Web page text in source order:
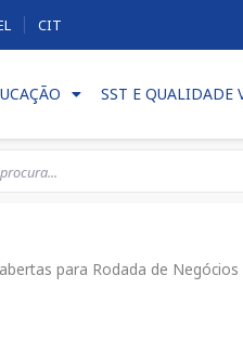
CIT
SST E QUALIDADE
para Rodada de